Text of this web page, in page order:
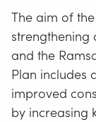
The aim of
strengthening
and the
Plan includes
improved
by increasing